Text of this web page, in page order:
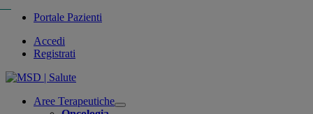
Portale Pazienti
Accedi
Registrati
Aree Terapeutiche
Open